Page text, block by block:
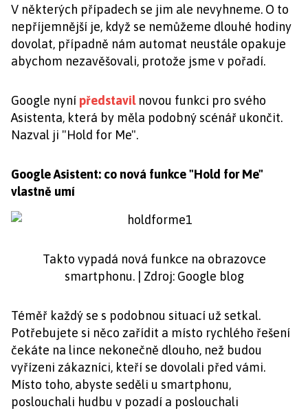
V některých případech se jim ale nevyhneme. O to
nepříjemnější je, když se nemůžeme dlouhé hodiny
dovolat, případně nám automat neustále opakuje
abychom nezavěšovali, protože jsme v pořadí.
Google nyní představilnovou funkci pro svého
Asistenta, která by měla podobný scénář ukončit.
Nazval ji "Hold for Me".
Google Asistent: co nová funkce "Hold for Me"
vlastně umí
Takto vypadá nová funkce na obrazovce
smartphonu. | Zdroj: Google blog
Téměř každý se s podobnou situací už setkal.
Potřebujete si něco zařídit a místo rychlého řešení
čekáte na lince nekonečně dlouho, než budou
vyřízeni zákazníci, kteří se dovolali před vámi.
Místo toho, abyste seděli u smartphonu,
poslouchali hudbu v pozadí a poslouchali